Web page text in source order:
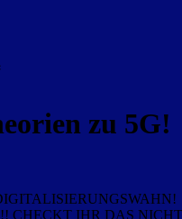
zu 5G!
CHECKT IHR DAS